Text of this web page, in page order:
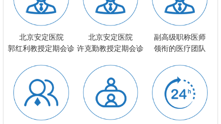
北京安定医院
郭红利教授定期会诊
北京安定医院
许克勤教授定期会诊
副高级职称医师
领衔的医疗团队